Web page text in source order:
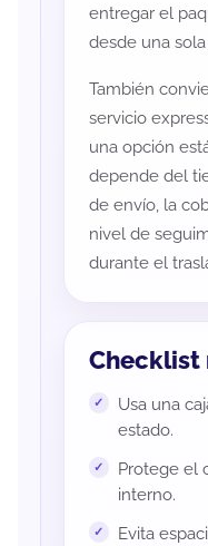
entregar el
desde una
También
servicio
una opción
depende del
de envío, la
nivel de
durante el
Checklist
Usa una
estado.
Protege el
interno.
Evita